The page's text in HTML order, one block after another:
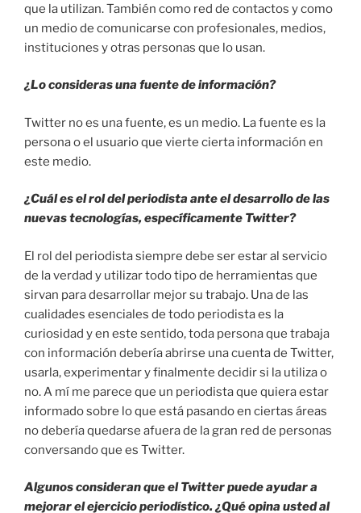
que la utilizan. También como red de contactos y como
un medio de comunicarse con profesionales, medios,
instituciones y otras personas que lo usan.
¿Lo consideras una fuente de información?
Twitter no es una fuente, es un medio. La fuente es la
persona o el usuario que vierte cierta información en
este medio.
¿Cuál es el rol del periodista ante el desarrollo de las
nuevas tecnologías, específicamente Twitter?
El rol del periodista siempre debe ser estar al servicio
de la verdad y utilizar todo tipo de herramientas que
sirvan para desarrollar mejor su trabajo. Una de las
cualidades esenciales de todo periodista es la
curiosidad y en este sentido, toda persona que trabaja
con información debería abrirse una cuenta de Twitter,
usarla, experimentar y finalmente decidir si la utiliza o
no. A mí me parece que un periodista que quiera estar
informado sobre lo que está pasando en ciertas áreas
no debería quedarse afuera de la gran red de personas
conversando que es Twitter.
Algunos consideran que el Twitter puede ayudar a
mejorar el ejercicio periodístico. ¿Qué opina usted al